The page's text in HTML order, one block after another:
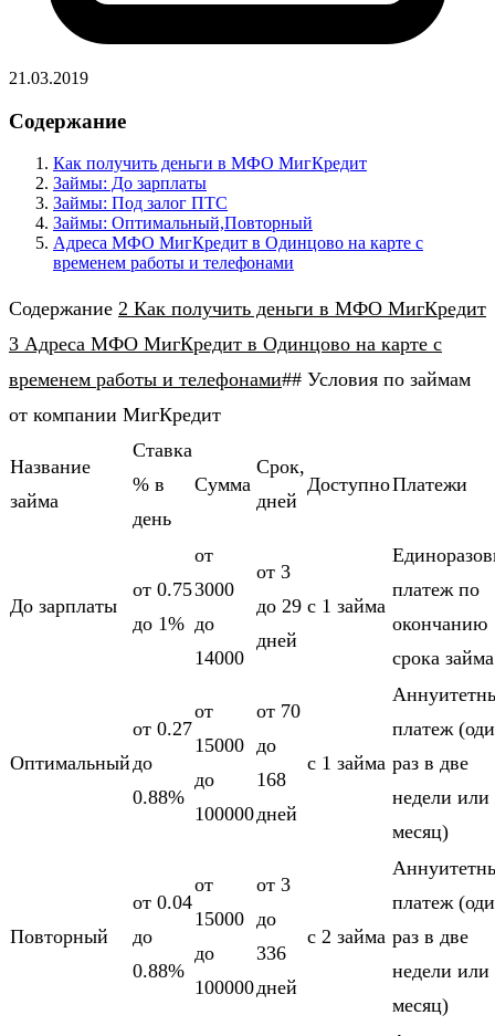
21.03.2019
Содержание
Как получить деньги в МФО МигКредит
Займы: До зарплаты
Займы: Под залог ПТС
Займы: Оптимальный,Повторный
Адреса МФО МигКредит в Одинцово на карте с
временем работы и телефонами
Содержание 2 Как получить деньги в МФО МигКредит
3 Адреса МФО МигКредит в Одинцово на карте с
временем работы и телефонами## Условия по займам
от компании МигКредит
Название
займа
Ставка
% в
день
Cумма
Cрок,
дней
ДоступноПлатежи
До зарплаты
от 0.75
до 1%
от
3000
до
14000
от 3
до 29
дней
c 1 займа
платеж по
окончанию
срока займа
Оптимальный
от 0.27
до
0.88%
от
15000
до
100000
от 70
до
168
дней
c 1 займа
платеж
раз в две
недели или
месяц)
Повторный
от 0.04
до
0.88%
от
15000
до
100000
от 3
до
336
дней
c 2 займа
платеж
раз в две
недели или
месяц)